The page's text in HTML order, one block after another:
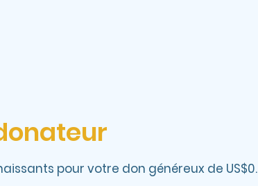
pour votre don généreux de US$0.